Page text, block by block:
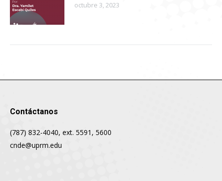
octubre 3, 2023
Contáctanos
(787) 832-4040, ext. 5591, 5600
cnde@uprm.edu